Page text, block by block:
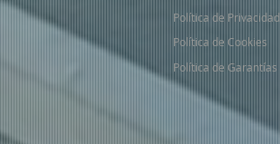
Política de Privacidad
Política de Cookies
Política de Garantías